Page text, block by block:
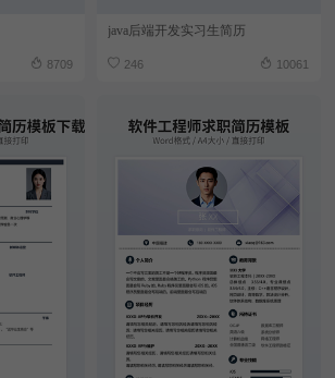
8709
java后端开发实习生简历
246 10061